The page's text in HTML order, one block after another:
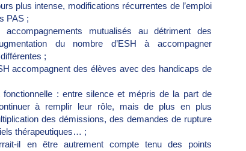
plus intense, modifications récurrentes de l’emploi
PAS ;
mutualisés au détriment des
du nombre d’ESH à accompagner
;
accompagnent des élèves avec des handicaps de
fonctionnelle : entre silence et mépris de la part de
à remplir leur rôle, mais de plus en plus
des démissions, des demandes de rupture
thérapeutiques… ;
il en être autrement compte tenu des points